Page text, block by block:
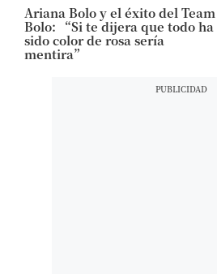
Ariana Bolo y el éxito del Team
Bolo: “Si te dijera que todo ha
sido color de rosa sería
mentira”